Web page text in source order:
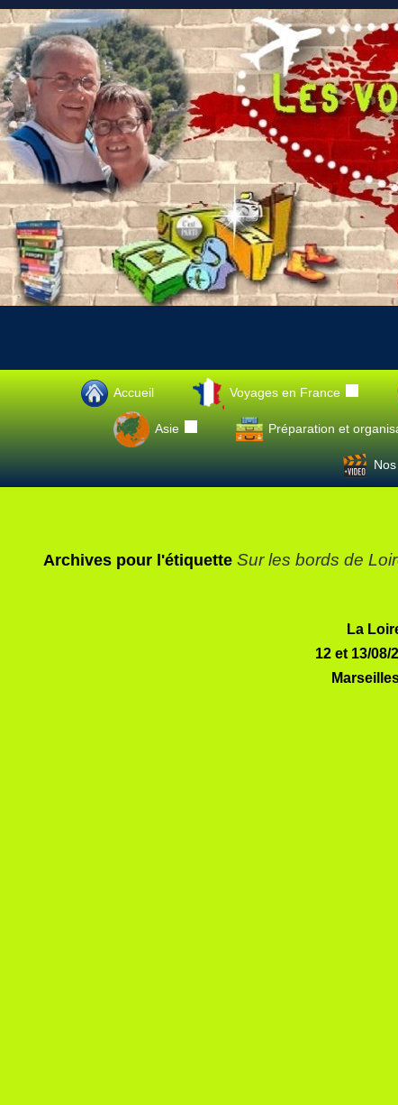
Accueil Voyages en France
Asie Préparation et
Archives pour l'étiquette Sur les bords de
La
12 et 13/